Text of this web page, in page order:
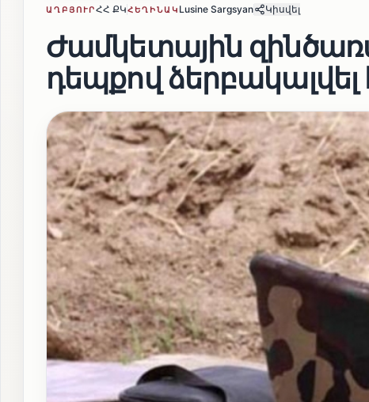
ԱՂԲՅՈՒՐՀՀ ՔԿՀԵՂԻՆԱԿ Lusine Sargsyan Կիսվել
Ժամկետային
դեպքով